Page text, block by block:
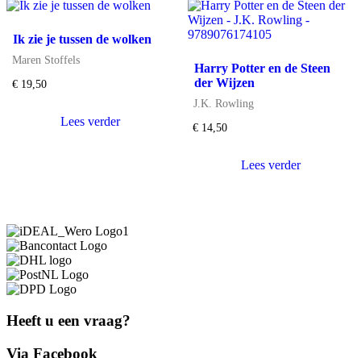
Ik zie je tussen de wolken
Maren Stoffels
€19,50
Lees verder
Harry Potter en de Steen
der Wijzen
J.K. Rowling
€ 14,50
Lees verder
Heeft u een vraag?
Via Facebook